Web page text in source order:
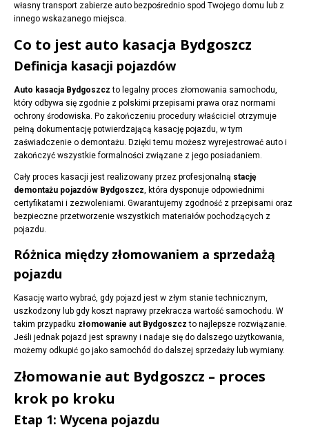
własny transport zabierze auto bezpośrednio spod Twojego domu lub z
innego wskazanego miejsca.
Co to jest auto kasacja Bydgoszcz
Definicja kasacji pojazdów
Auto kasacja Bydgoszcz to legalny proces złomowania samochodu,
który odbywa się zgodnie z polskimi przepisami prawa oraz normami
ochrony środowiska. Po zakończeniu procedury właściciel otrzymuje
pełną dokumentację potwierdzającą kasację pojazdu, w tym
zaświadczenie o demontażu. Dzięki temu możesz wyrejestrować auto i
zakończyć wszystkie formalności związane z jego posiadaniem.
Cały proces kasacji jest realizowany przez profesjonalną stację
demontażu pojazdów Bydgoszcz, która dysponuje odpowiednimi
certyfikatami i zezwoleniami. Gwarantujemy zgodność z przepisami oraz
bezpieczne przetworzenie wszystkich materiałów pochodzących z
pojazdu.
Różnica między złomowaniem a sprzedażą
pojazdu
Kasację warto wybrać, gdy pojazd jest w złym stanie technicznym,
uszkodzony lub gdy koszt naprawy przekracza wartość samochodu. W
takim przypadku złomowanie aut Bydgoszcz to najlepsze rozwiązanie.
Jeśli jednak pojazd jest sprawny i nadaje się do dalszego użytkowania,
możemy odkupić go jako samochód do dalszej sprzedaży lub wymiany.
Złomowanie aut Bydgoszcz – proces
krok po kroku
Etap 1: Wycena pojazdu